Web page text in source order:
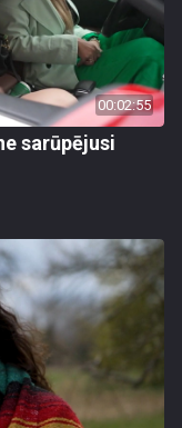
00:02:55
sarūpējusi